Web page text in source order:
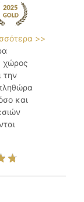
>>
χώρος
την
και